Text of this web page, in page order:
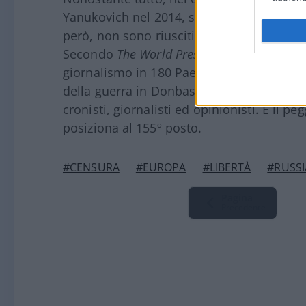
Yanukovich nel 2014, sono stati
però, non sono riusciti a cancellare
Secondo The World Press Freedom Index,
giornalismo in 180 Paesi,
l’Ucraina
della guerra in Donbass, nel giro di soli
cronisti, giornalisti ed opinionisti. È il
posiziona al 155º posto.
#CENSURA #EUROPA #LIBERTÀ